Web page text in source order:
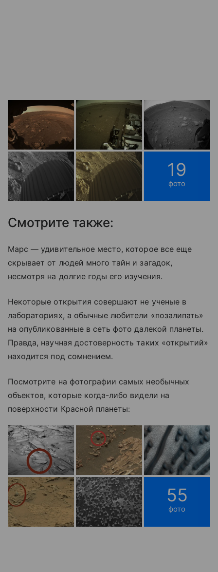
19
фото
Смотрите также:
Марс — удивительное место, которое все еще
скрывает от людей много тайн и загадок,
несмотря на долгие годы его изучения.
Некоторые открытия совершают не ученые в
лабораториях, а обычные любители «позалипать»
на опубликованные в сеть фото далекой планеты.
Правда, научная достоверность таких «открытий»
находится под сомнением.
Посмотрите на фотографии самых необычных
объектов, которые когда-либо видели на
поверхности Красной планеты:
55
фото